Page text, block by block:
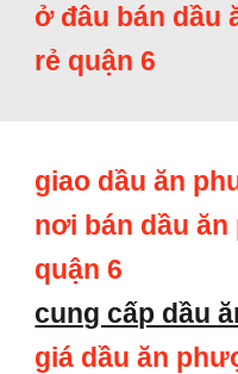
ở đâu bán dầu
rẻ quận 6
giao dầu ăn
nơi bán dầu
quận 6
cung cấp dầu
giá dầu ăn